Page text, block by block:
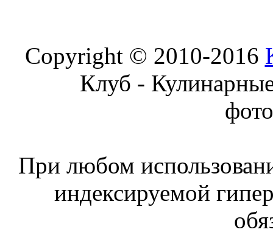
Copyright © 2010-2016
Клуб -
При любом
индексируемой